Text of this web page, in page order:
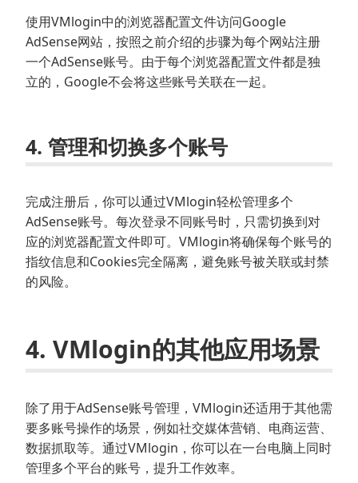
使用VMlogin中的浏览器配置文件访问Google
AdSense网站，按照之前介绍的步骤为每个网站注册
一个AdSense账号。由于每个浏览器配置文件都是独
立的，Google不会将这些账号关联在一起。
4. 管理和切换多个账号
完成注册后，你可以通过VMlogin轻松管理多个
AdSense账号。每次登录不同账号时，只需切换到对
应的浏览器配置文件即可。VMlogin将确保每个账号的
指纹信息和Cookies完全隔离，避免账号被关联或封禁
的风险。
4. VMlogin的其他应用场景
除了用于AdSense账号管理，VMlogin还适用于其他需
要多账号操作的场景，例如社交媒体营销、电商运营、
数据抓取等。通过VMlogin，你可以在一台电脑上同时
管理多个平台的账号，提升工作效率。